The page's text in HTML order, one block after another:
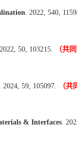
. 2022, 540,
2022, 50, 103215.
（共
. 2024, 59, 105097.
（共
& Interfaces.